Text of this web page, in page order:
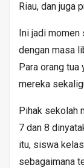
Riau, dan juga
Ini jadi momen
dengan masa
Para orang tua
mereka
Pihak sekolah
7 dan 8
itu, siswa
sebagaimana